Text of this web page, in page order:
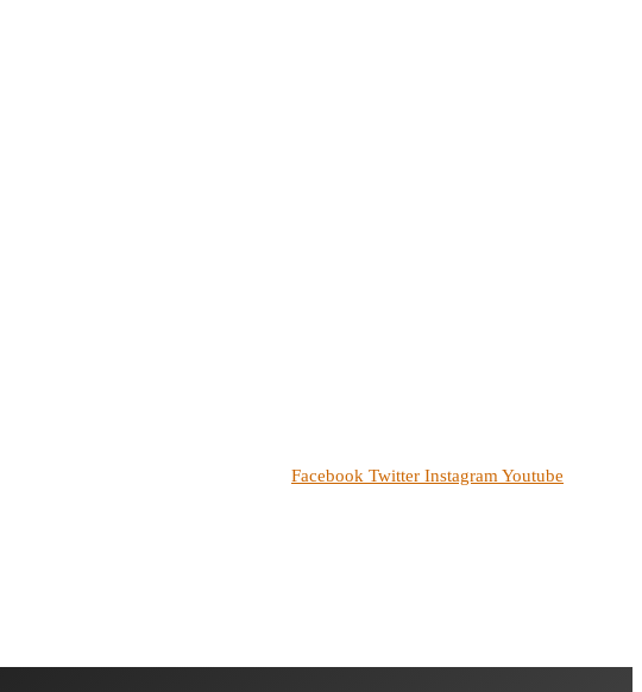
Facebook Twitter InstagramYoutube